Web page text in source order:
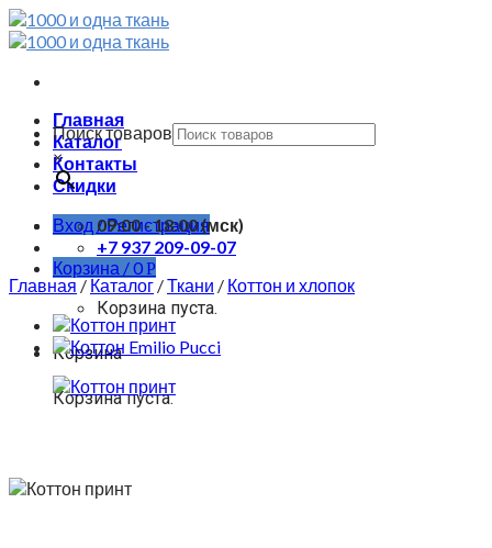
Skip
to
Главная
Каталог
Контакты
Скидки
Вход / Регистрация
Корзина /0Р
Корзина пуста.
Корзина
Корзина пуста.
Поиск товаров
×
09:00 - 18:00 (мск)
+7 937 209-09-07
Главная/Каталог /Ткани / Коттон и хлопок